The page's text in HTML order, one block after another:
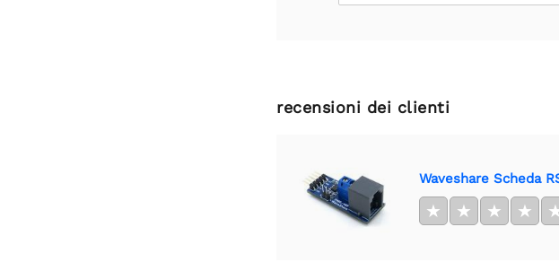
recensioni dei clienti
Waveshare Scheda
★ ★ ★ ★